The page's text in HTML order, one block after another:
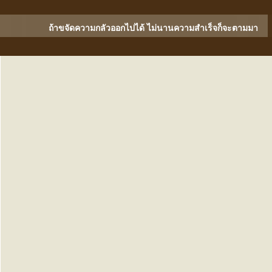
ถ้าขจัดความกลัวออกไปได้ ไม่นานความสำเร็จก็จะตามมา